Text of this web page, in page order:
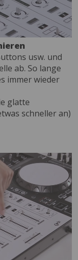
usw. und
ab. So lange
immer wieder
glatte
schneller an)